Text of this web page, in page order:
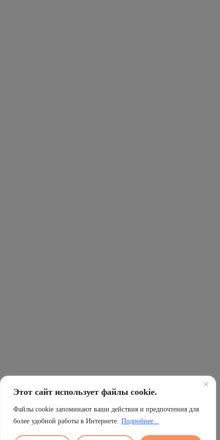
Этот сайт использует файлы cookie.
Файлы cookie запоминают ваши действия и предпочтения для
более удобной работы в Интернете. Подробнее...